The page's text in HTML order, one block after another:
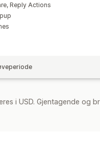
Reply Actions
i USD. Gjentagende og